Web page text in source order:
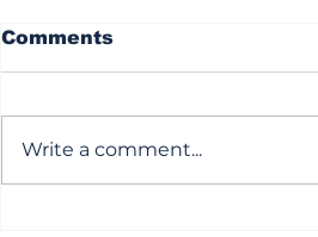
బానకచర్ల వెనుకబాట!
Comments
Write a comment...